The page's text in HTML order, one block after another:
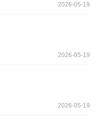
2026-05-19
2026-05-19
2026-05-19